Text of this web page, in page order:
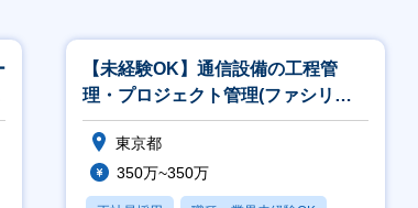
【未経験OK】通信設備の工程管
理・プロジェクト管理(ファシリテ
ィエンジニア)
東京都
350万~350万